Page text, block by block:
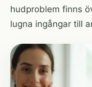
hudproblem finns
lugna ingångar till